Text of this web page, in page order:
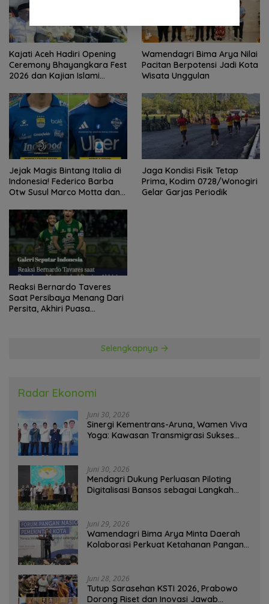
Kajati Aceh Hadiri Opening
Ceremony Bhayangkara Fest
2026 dan Kajian Islami
Adi Hidayat
Wamendagri Bima Arya Nilai
Pacitan Berpotensi Jadi Kota
Wisata Unggulan
Jejak Magis Bintang Italia di
Indonesia! Federico Barba
Otw Susul Marco Motta dan
Trofi?
Jaga Kondisi Fisik Tetap
Prima, Kodim 0728/Wonogiri
Gelar Garjas Periodik
Reaksi Bernardo Taveres
Saat Persibaya Menang Dari
Persita, Akhiri Puasa
Selengkapnya
Radar Ekonomi
Juni 30, 2026
Sinergi Kementrans-Aruna, Wamen Viva
Yoga: Kawasan Transmigrasi Sukses
Juni 30, 2026
Mendagri Dukung Perluasan Piloting
Digitalisasi Bansos sebagai Langkah
Juni 29, 2026
Wamendagri Bima Arya Minta Daerah
Kolaborasi Perkuat Ketahanan Pangan
Juni 28, 2026
Tutup Sarasehan KSTI 2026, Prabowo
Dorong Riset dan Inovasi Jawab